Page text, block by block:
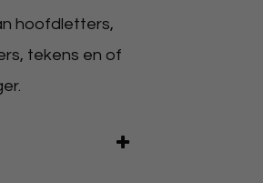
hoofdletters,
tekens en of